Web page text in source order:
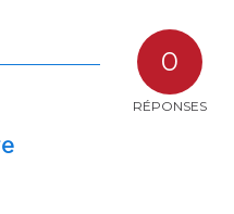
0
RÉPONSES